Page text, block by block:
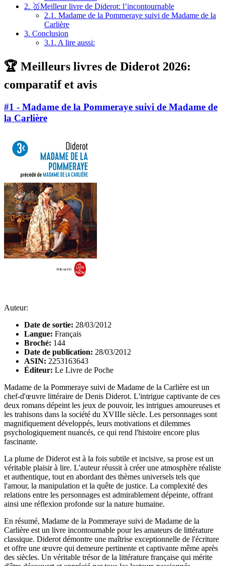
2. 🥇Meilleur livre de Diderot: l’incontournable
2.1. Madame de la Pommeraye suivi de Madame de la
Carlière
3. Conclusion
3.1. A lire aussi:
🏆 Meilleurs livres de Diderot 2026:
comparatif et avis
#1 - Madame de la Pommeraye suivi de Madame de
la Carlière
Auteur:
Date de sortie: 28/03/2012
Langue: Français
Broché: 144
Date de publication: 28/03/2012
ASIN: 2253163643
Éditeur: Le Livre de Poche
Madame de la Pommeraye suivi de Madame de la Carlière est un
chef-d'œuvre littéraire de Denis Diderot. L'intrigue captivante de ces
deux romans dépeint les jeux de pouvoir, les intrigues amoureuses et
les trahisons dans la société du XVIIIe siècle. Les personnages sont
magnifiquement développés, leurs motivations et dilemmes
psychologiquement nuancés, ce qui rend l'histoire encore plus
fascinante.
La plume de Diderot est à la fois subtile et incisive, sa prose est un
véritable plaisir à lire. L'auteur réussit à créer une atmosphère réaliste
et authentique, tout en abordant des thèmes universels tels que
l'amour, la manipulation et la quête de justice. La complexité des
relations entre les personnages est admirablement dépeinte, offrant
ainsi une réflexion profonde sur la nature humaine.
En résumé, Madame de la Pommeraye suivi de Madame de la
Carlière est un livre incontournable pour les amateurs de littérature
classique. Diderot démontre une maîtrise exceptionnelle de l'écriture
et offre une œuvre qui demeure pertinente et captivante même après
des siècles. Un véritable trésor de la littérature française qui mérite